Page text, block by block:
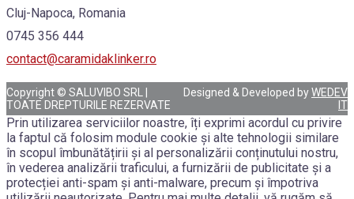
Cluj-Napoca, Romania
0745 356 444
contact@caramidaklinker.ro
Copyright © SALUVIBO SRL |
TOATE DREPTURILE REZERVATE
Designed & Developed byWEDEV
IT
Prin utilizarea serviciilor noastre, îți exprimi acordul cu privire
la faptul că folosim module cookie și alte tehnologii similare
în scopul îmbunătățirii și al personalizării conținutului nostru,
în vederea analizării traficului, a furnizării de publicitate și a
protecției anti-spam și anti-malware, precum și împotriva